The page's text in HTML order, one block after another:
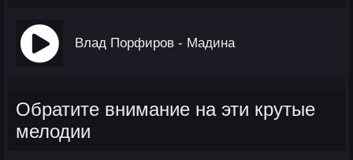
Влад Порфиров - Мадина
Обратите внимание на эти крутые
мелодии